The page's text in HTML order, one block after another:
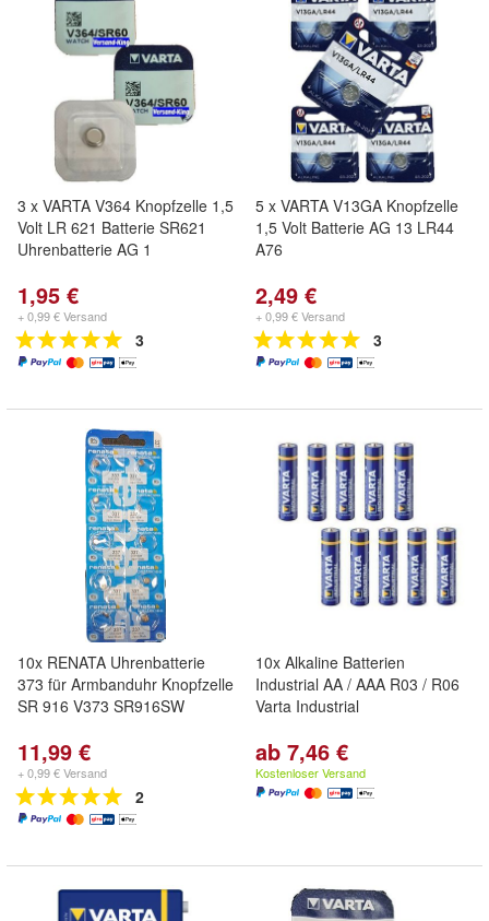
3 x VARTA V364 Knopfzelle 1,5
Volt LR 621 Batterie SR621
Uhrenbatterie AG 1
1,95 €
+ 0,99 € Versand
3
5 x VARTA V13GA Knopfzelle
1,5 Volt Batterie AG 13 LR44
A76
2,49 €
+ 0,99 € Versand
3
10x RENATA Uhrenbatterie
373 für Armbanduhr Knopfzelle
SR 916 V373 SR916SW
11,99 €
+ 0,99 € Versand
2
10x Alkaline Batterien
Industrial AA / AAA R03 / R06
Varta Industrial
ab 7,46 €
Kostenloser Versand